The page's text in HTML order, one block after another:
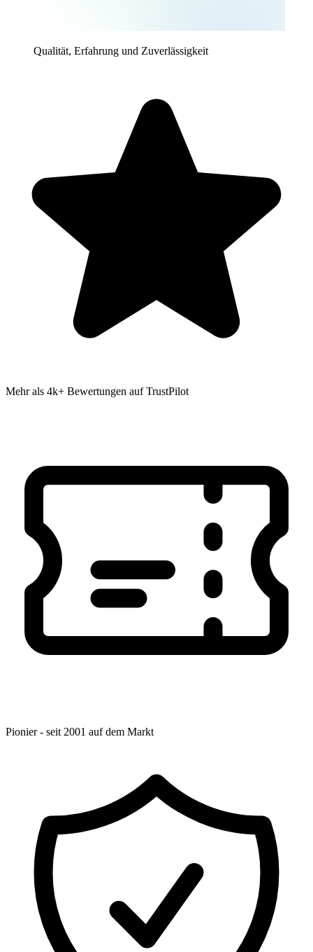
Qualität, Erfahrung und Zuverlässigkeit
Mehr als 4k+ Bewertungen auf TrustPilot
Pionier - seit 2001 auf dem Markt